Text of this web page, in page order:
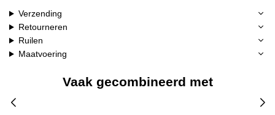
Verzending
Retourneren
Ruilen
Maatvoering
Vaak gecombineerd met